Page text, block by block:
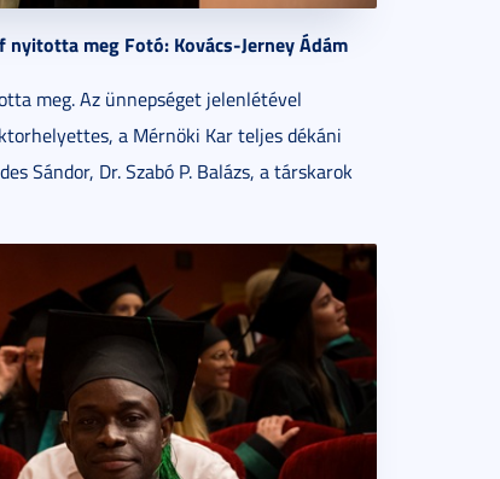
nyitotta meg Fotó: Kovács-Jerney Ádám
meg. Az ünnepséget jelenlétével
a Mérnöki Kar teljes dékáni
Sándor, Dr. Szabó P. Balázs, a társkarok